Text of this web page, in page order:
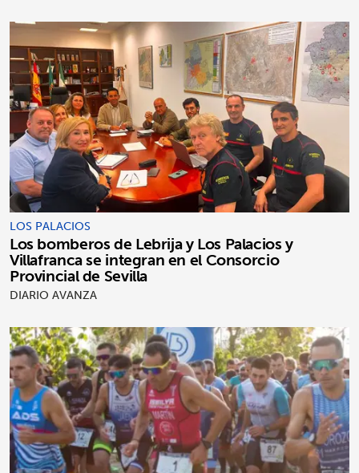
LOS PALACIOS
Los bomberos de Lebrija y Los Palacios y
Villafranca se integran en el Consorcio
Provincial de Sevilla
DIARIO AVANZA